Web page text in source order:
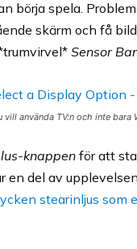
börja spela.
skärm och få
Sensor Bar
använda TV:n och inte bara
knappen för att
en del av
stearinljus som